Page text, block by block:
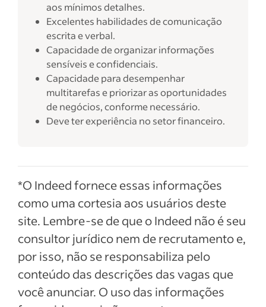
aos mínimos detalhes.
Excelentes habilidades de comunicação
escrita e verbal.
Capacidade de organizar informações
sensíveis e confidenciais.
Capacidade para desempenhar
multitarefas e priorizar as oportunidades
de negócios, conforme necessário.
Deve ter experiência no setor financeiro.
*O Indeed fornece essas informações
como uma cortesia aos usuários deste
site. Lembre-se de que o Indeed não é seu
consultor jurídico nem de recrutamento e,
por isso, não se responsabiliza pelo
conteúdo das descrições das vagas que
você anunciar. O uso das informações